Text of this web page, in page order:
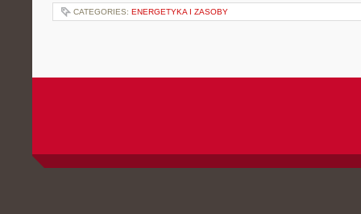
CATEGORIES: ENERGETYKA I ZASOBY